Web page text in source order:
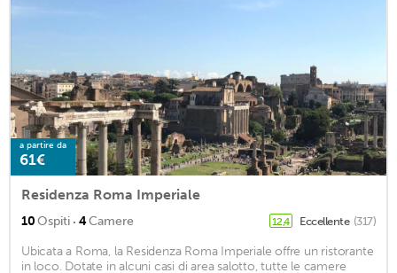
a partire da
61€
Residenza Roma Imperiale
10Ospiti · 4Camere 12,4 Eccellente (317)
Ubicata a Roma, la Residenza Roma Imperiale offre un ristorante
in loco. Dotate in alcuni casi di area salotto, tutte le camere